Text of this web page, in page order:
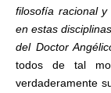
filosofía racional
en estas
del Doctor
todos de tal
verdaderamente